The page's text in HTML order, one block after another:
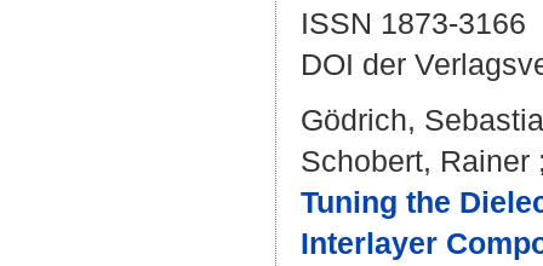
ISSN 1873-3166
DOI der
Gödrich,
Schobert, Rainer
Tuning the
Interlayer